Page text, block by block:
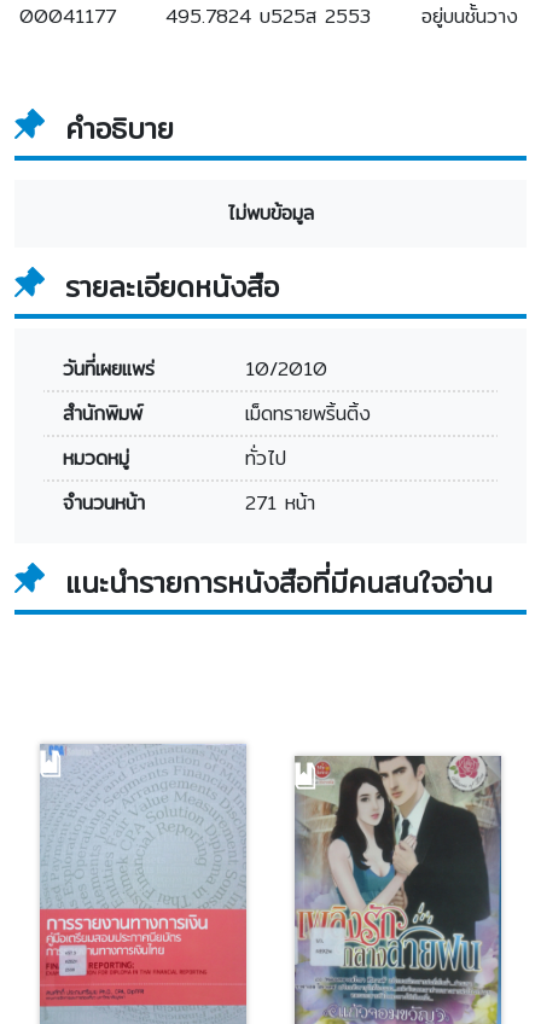
00041177 495.7824 บ525ส 2553 อยู่บนชั้นวาง
คำอธิบาย
ไม่พบข้อมูล
รายละเอียดหนังสือ
วันที่เผยแพร่
10/2010
สำนักพิมพ์
เม็ดทรายพริ้นติ้ง
หมวดหมู่
ทั่วไป
จำนวนหน้า
271 หน้า
แนะนำรายการหนังสือที่มีคนสนใจอ่าน